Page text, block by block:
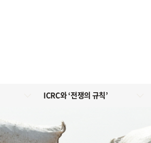
ICRC와 ‘전쟁의 규칙’